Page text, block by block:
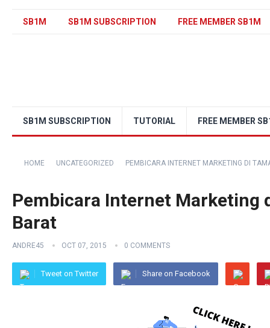
SB1M SB1M SUBSCRIPTION FREE MEMBER SB1M
SB1M SUBSCRIPTION TUTORIAL FREE MEMBER
HOME UNCATEGORIZED PEMBICARA INTERNET MARKETING DI
Pembicara Internet Marketing
Barat
ANDRE45 OCT 07, 2015 0 COMMENTS
Tweet on Twitter Share on Facebook